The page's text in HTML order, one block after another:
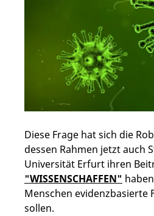
Diese Frage hat sich die
dessen Rahmen jetzt
Universität Erfurt ihren
"WISSENSCHAFFEN"
Menschen evidenzbasierte
sollen.